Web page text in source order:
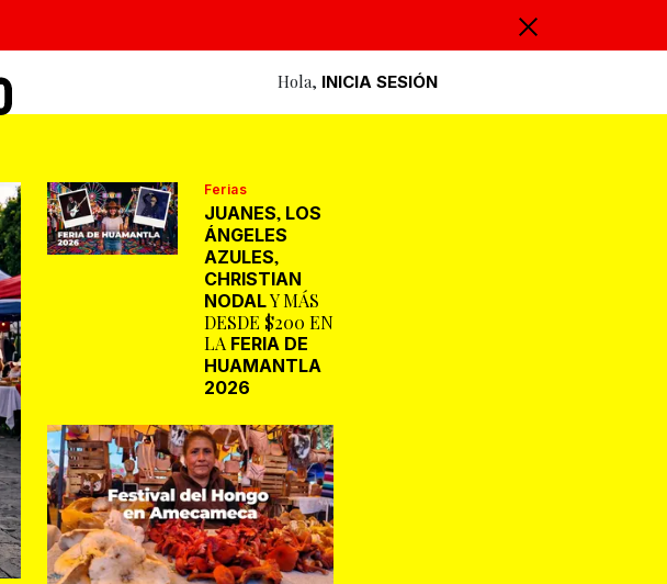
Hola, INICIA SESIÓN
Ferias
JUANES, LOS
ÁNGELES
AZULES,
CHRISTIAN
NODALY MÁS
DESDE $200 EN
LA FERIA DE
HUAMANTLA
2026